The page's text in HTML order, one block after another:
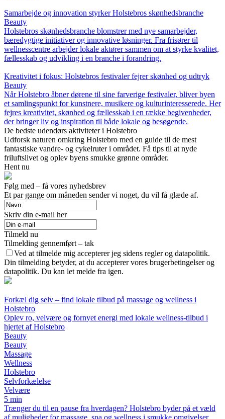
Samarbejde og innovation styrker Holstebros skønhedsbranche
Beauty
Holstebros skønhedsbranche blomstrer med nye samarbejder,
bæredygtige initiativer og innovative løsninger. Fra frisører til
wellnesscentre arbejder lokale aktører sammen om at styrke kvalitet,
fællesskab og udvikling i en branche i forandring.
Kreativitet i fokus: Holstebros festivaler fejrer skønhed og udtryk
Beauty
Når Holstebro åbner dørene til sine farverige festivaler, bliver byen
et samlingspunkt for kunstnere, musikere og kulturinteresserede. Her
fejres kreativitet, skønhed og fællesskab i en række begivenheder,
der bringer liv og inspiration til både lokale og besøgende.
De bedste udendørs aktiviteter i Holstebro
Udforsk naturen omkring Holstebro med en guide til de mest
fantastiske vandre- og cykelruter i området. Få tips til at nyde
friluftslivet og oplev byens smukke grønne områder.
Hent nu
Følg med – få vores nyhedsbrev
Et par gange om måneden sender vi noget, du vil få glæde af.
Skriv din e-mail her
Tilmeld nu
Tilmelding gennemført – tak
Ved at tilmelde mig accepterer jeg sidens regler og datapolitik.
Din tilmelding betyder, at du accepterer vores brugerbetingelser og
datapolitik. Du kan let melde fra igen.
Forkæl dig selv – find lokale tilbud på massage og wellness i
Holstebro
Oplev ro, velvære og fornyet energi med lokale wellness-tilbud i
hjertet af Holstebro
Beauty
Beauty
Massage
Wellness
Holstebro
Selvforkælelse
Velvære
5 min
Trænger du til en pause fra hverdagen? Holstebro byder på et væld